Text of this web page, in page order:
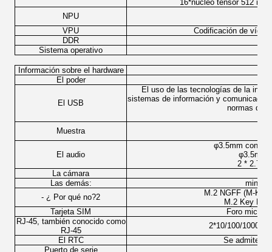
16*núcleo tensor 512
NPU
VPU
Codificación de
DDR
Sistema operativo
Información sobre el hardware
El poder
El USB
El uso de las tecnologías de la
sistemas de información y
normas de
Muestra
El audio
φ3.5mm
φ3.5mm
2 * 2.7W
La cámara
Las demás:
mini
- ¿ Por qué no?2
M.2 NGFF (M-
M.2 Key M-
Tarjeta SIM
Foro micro
RJ-45, también conocido como
RJ-45
2*10/100/1000-
El RTC
Se admite el
Puerto de serie